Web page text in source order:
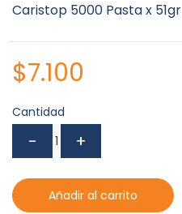
Caristop 5000 Pasta x 51gr
$7.100
Cantidad
Añadir al carrito